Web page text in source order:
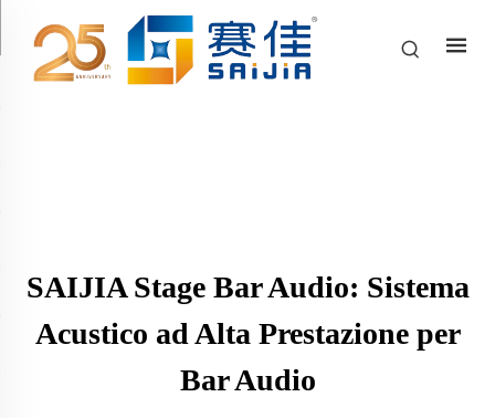
SAIJIA Stage Bar Audio: Sistema
Acustico ad Alta Prestazione per
Bar Audio